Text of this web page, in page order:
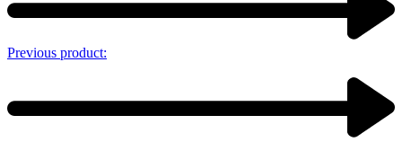
Previous product: